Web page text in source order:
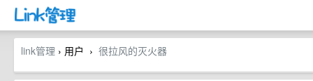
link管理 › 用户 › 很拉风的灭火器